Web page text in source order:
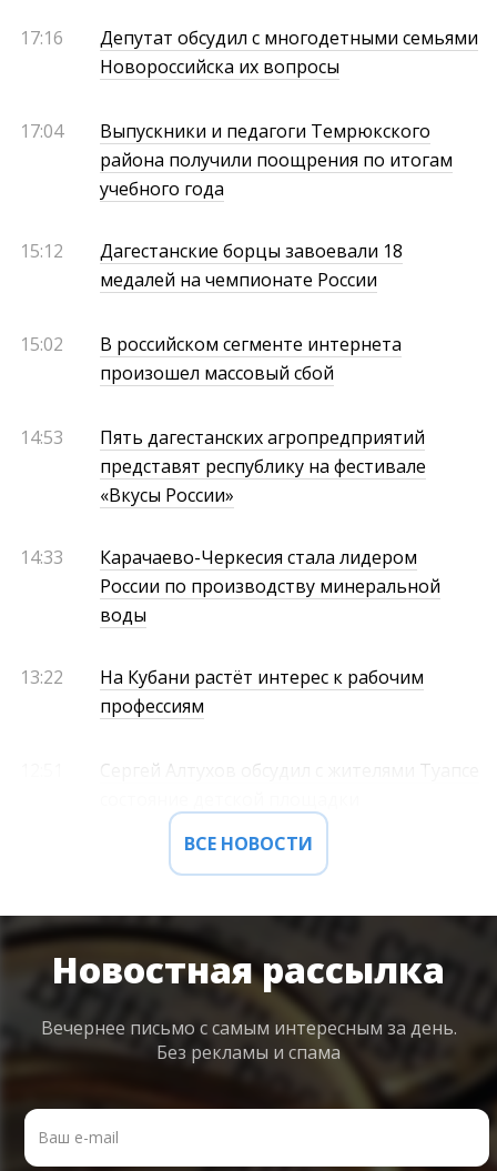
17:16
Депутат обсудил с многодетными семьями
Новороссийска их вопросы
17:04
Выпускники и педагоги Темрюкского
района получили поощрения по итогам
учебного года
15:12
Дагестанские борцы завоевали 18
медалей на чемпионате России
15:02
В российском сегменте интернета
произошел массовый сбой
14:53
Пять дагестанских агропредприятий
представят республику на фестивале
«Вкусы России»
14:33
Карачаево-Черкесия стала лидером
России по производству минеральной
воды
13:22
На Кубани растёт интерес к рабочим
профессиям
Сергей Алтухов обсудил с жителями Туапсе
ВСЕ НОВОСТИ
Новостная рассылка
Вечернее письмо с самым интересным за день.
Без рекламы и спама